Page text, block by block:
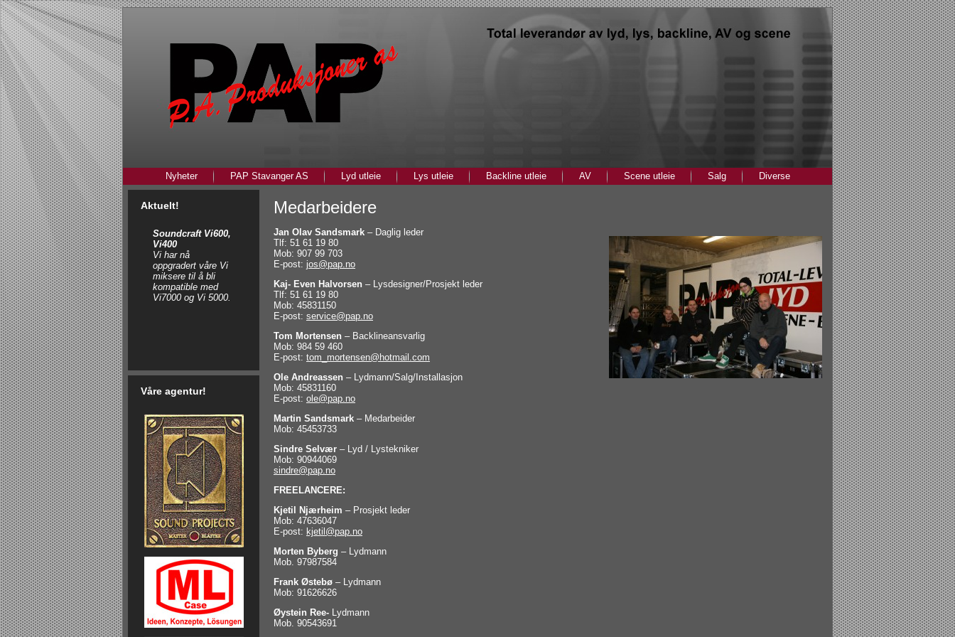
Nyheter PAP Stavanger AS Lyd utleie Lys utleie Backline utleie AV Scene utleie Salg Diverse
Aktuelt!
Soundcraft Vi600,
Vi400
Vi har nå
oppgradert våre Vi
miksere til å bli
kompatible med
Vi7000 og Vi 5000.
MIDAS Pro-X
Vi oppgraderer vår
Pro-9 til Pro-X.
Grand MA 2
FULL-SIZE
Som den første i
levere GrandMA 2
Full Size for utleie.
Vi har 2 x Pioneer
DJM800Nexus til utleie.
d&b V series har fått et
V10P. Dette er en point
med enormt outputt i
forhold til størrelse og
vekt.
Våre agentur!
Medarbeidere
Jan Olav Sandsmark – Daglig leder
Tlf: 51 61 19 80
Mob: 907 99 703
E-post: jos@pap.no
Kaj- Even Halvorsen – Lysdesigner/Prosjekt leder
Tlf: 51 61 19 80
Mob: 45831150
E-post: service@pap.no
Tom Mortensen – Backlineansvarlig
Mob: 984 59 460
E-post: tom_mortensen@hotmail.com
Ole Andreassen – Lydmann/Salg/Installasjon
Mob: 45831160
E-post: ole@pap.no
Martin Sandsmark – Medarbeider
Mob: 45453733
Sindre Selvær – Lyd / Lystekniker
Mob: 90944069
sindre@pap.no
FREELANCERE:
Kjetil Njærheim – Prosjekt leder
Mob: 47636047
E-post: kjetil@pap.no
Morten Byberg – Lydmann
Mob. 97987584
Frank Østebø – Lydmann
Mob: 91626626
Øystein Ree-
Lydmann
Mob. 90543691